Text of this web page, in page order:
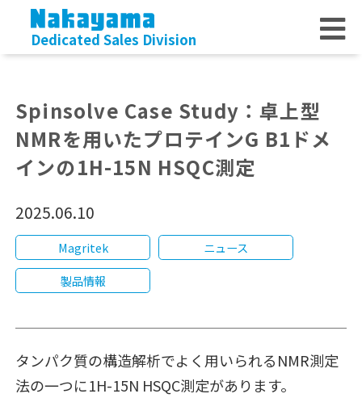
Dedicated Sales Division
Spinsolve Case Study：卓上型
NMRを用いたプロテインG B1ドメ
インの1H-15N HSQC測定
2025.06.10
Magritek
ニュース
製品情報
タンパク質の構造解析でよく用いられるNMR測定
法の一つに1H-15N HSQC測定があります。